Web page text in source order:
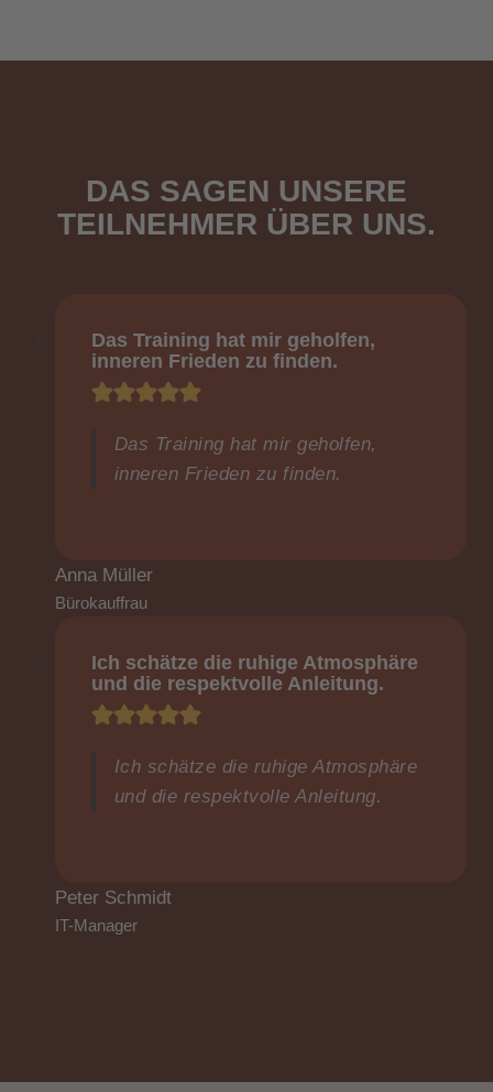
DAS SAGEN UNSERE
TEILNEHMER ÜBER UNS.
Das Training hat mir geholfen,
inneren Frieden zu finden.
Das Training hat mir geholfen,
inneren Frieden zu finden.
Anna Müller
Bürokauffrau
Ich schätze die ruhige Atmosphäre
und die respektvolle Anleitung.
Ich schätze die ruhige Atmosphäre
und die respektvolle Anleitung.
Peter Schmidt
IT-Manager